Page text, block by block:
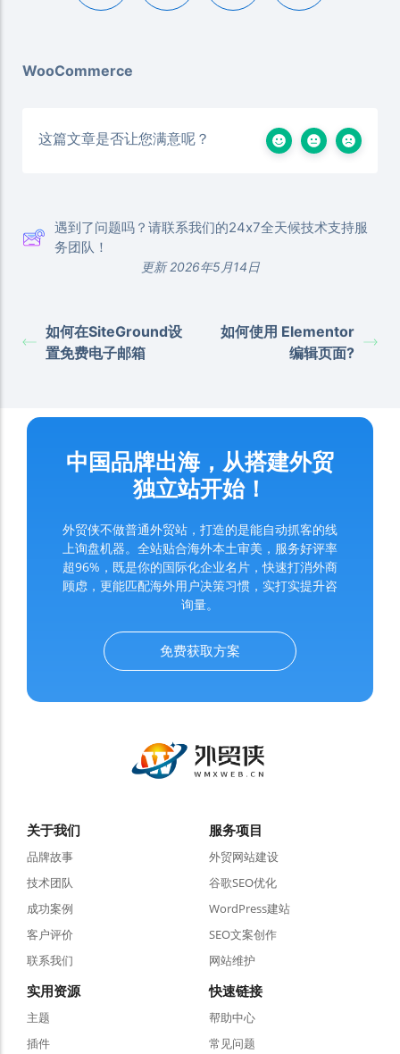
WooCommerce
这篇文章是否让您满意呢？
遇到了问题吗？请联系我们的24x7全天候技术支持服
务团队！
更新 2026年5月14日
如何在SiteGround设
置免费电子邮箱
如何使用 Elementor
编辑页面?
中国品牌出海，从搭建外贸
独立站开始！
外贸侠不做普通外贸站，打造的是能自动抓客的线
上询盘机器。全站贴合海外本土审美，服务好评率
超96%，既是你的国际化企业名片，快速打消外商
顾虑，更能匹配海外用户决策习惯，实打实提升咨
询量。
免费获取方案
关于我们
品牌故事
技术团队
成功案例
客户评价
联系我们
服务项目
外贸网站建设
谷歌SEO优化
WordPress建站
SEO文案创作
网站维护
实用资源
主题
插件
快速链接
帮助中心
常见问题